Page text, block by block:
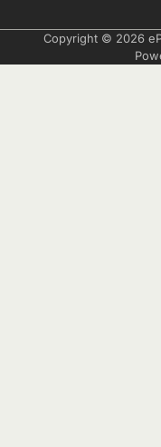
Copyright © 2026